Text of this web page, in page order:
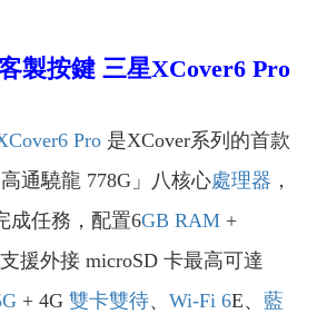
製按鍵 三星XCover6 Pro
Pro 是XCover系列的首款
通驍龍 778G」八核心處理器 ，
成任務，配置6GB RAM +
支援外接 microSD 卡最高可達
+ 4G 雙卡雙待、 Wi-Fi 6E、 藍